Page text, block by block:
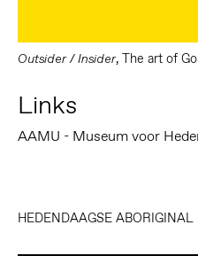
Outsider / Insider, The art of
Links
AAMU - Museum voor
HEDENDAAGSE